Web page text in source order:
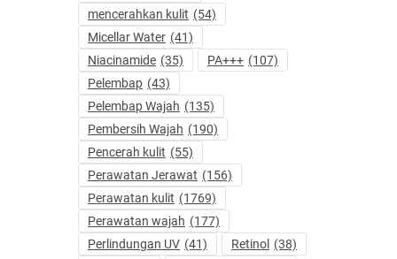
mencerahkan kulit (54)
Micellar Water (41)
Niacinamide (35) PA+++ (107)
Pelembap (43)
Pelembap Wajah (135)
Pembersih Wajah (190)
Pencerah kulit (55)
Perawatan Jerawat (156)
Perawatan kulit (1769)
Perawatan wajah (177)
Perlindungan UV (41) Retinol (38)